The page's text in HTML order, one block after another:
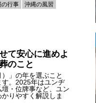
の行事 沖縄の風習
て安心に進めよ
のこと
」の年を選ぶこと
。2025年はユンヂ
・位牌事など、ユン
りやすく解説しま